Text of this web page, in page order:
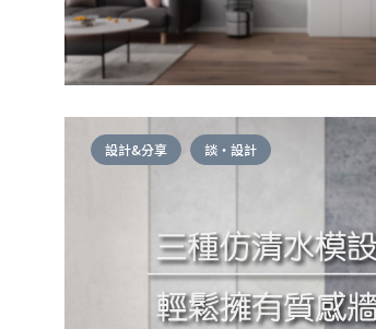
設計&分享 談・設計